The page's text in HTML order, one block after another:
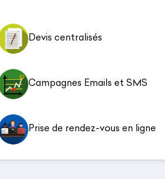
Devis centralisés
Campagnes Emails et SMS
Prise de rendez-vous en ligne